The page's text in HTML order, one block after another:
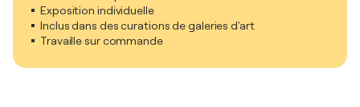
Exposition individuelle
Inclus dans des curations de galeries d'art
Travaille sur commande